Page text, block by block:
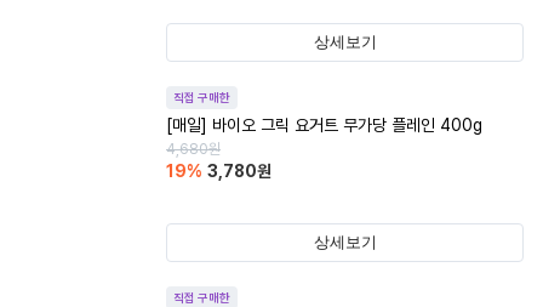
상세보기
직접 구매한
[매일] 바이오 그릭 요거트 무가당 플레인 400g
4,680원
19% 3,780원
상세보기
직접 구매한